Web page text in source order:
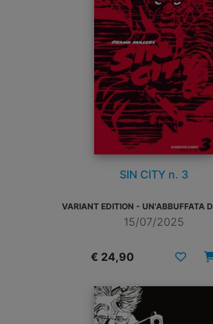
SIN CITY n. 3
VARIANT EDITION - UN'ABBUFFATA
15/07/2025
€ 24,90